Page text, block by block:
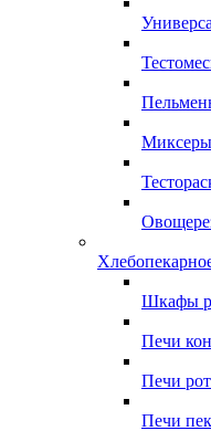
Шкафы
Печи
Печи
Печи